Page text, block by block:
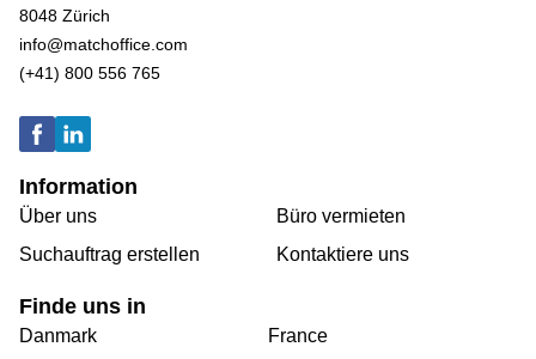
8048 Zürich
info@matchoffice.com
(+41) 800 556 765
Information
Über uns
Suchauftrag erstellen
Büro vermieten
Kontaktiere uns
Finde uns in
Danmark
France